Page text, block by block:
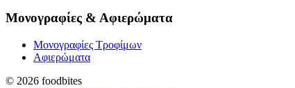
Μονογραφίες & Αφιερώματα
Μονογραφίες Τροφίμων
Αφιερώματα
© 2026 foodbites